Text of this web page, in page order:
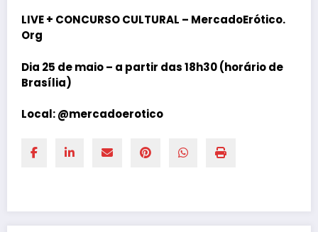
LIVE + CONCURSO CULTURAL – MercadoErótico.
Org
Dia 25 de maio – a partir das 18h30 (horário de
Brasília)
Local:@mercadoerotico